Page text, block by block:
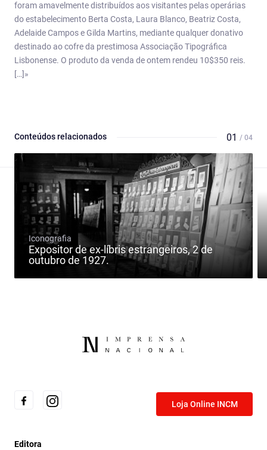
foram amavelmente distribuídos aos visitantes pelas operárias
do estabelecimento Berta Costa, Laura Blanco, Beatriz Costa,
Adelaide Campos e Gilda Martins, mediante qualquer donativo
destinado ao cofre da prestimosa Associação Tipográfica
Lisbonense. O produto da venda de ontem rendeu 10$350 reis.
[…]»
Conteúdos relacionados 01 / 04
Iconografia
Expositor de ex-líbris estrangeiros, 2 de
outubro de 1927.
Loja Online INCM
Editora